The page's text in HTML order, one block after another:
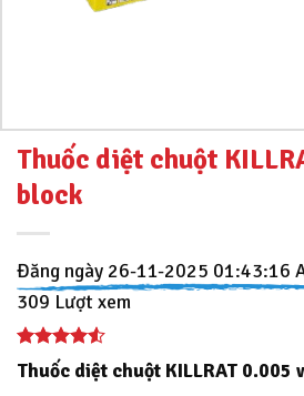
Thuốc diệt chuột
block
Đăng ngày 26-11-2025 01:43:16
309 Lượt xem
Thuốc diệt chuột KILLRAT 0.005